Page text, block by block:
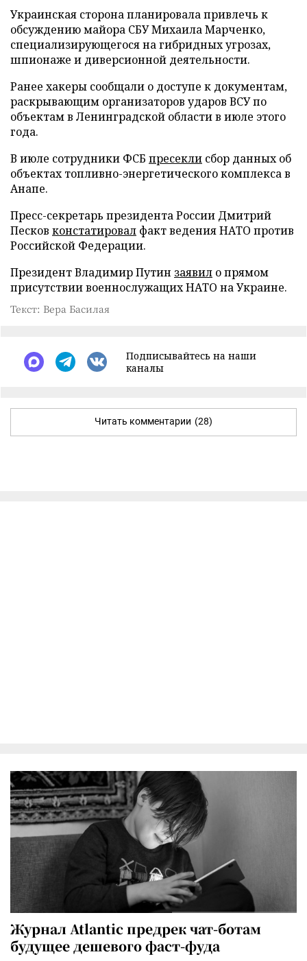
Украинская сторона планировала привлечь к
обсуждению майора СБУ Михаила Марченко,
специализирующегося на гибридных угрозах,
шпионаже и диверсионной деятельности.
Ранее хакеры сообщали о доступе к документам,
раскрывающим организаторов ударов ВСУ по
объектам в Ленинградской области в июле этого
года.
В июле сотрудники ФСБ пресекли сбор данных об
объектах топливно-энергетического комплекса в
Анапе.
Пресс-секретарь президента России Дмитрий
Песков констатировал факт ведения НАТО против
Российской Федерации.
Президент Владимир Путин заявил о прямом
присутствии военнослужащих НАТО на Украине.
Текст: Вера Басилая
Подписывайтесь на наши
каналы
Читать комментарии (28)
Журнал Atlantic предрек чат-ботам
будущее дешевого фаст-фуда